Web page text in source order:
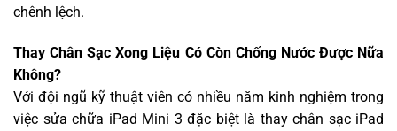
chênh lệch.
Thay Chân Sạc Xong Liệu Có Còn Chống Nước Được Nữa
Không?
Với đội ngũ kỹ thuật viên có nhiều năm kinh nghiệm trong
việc sửa chữa iPad Mini 3 đặc biệt là thay chân sạc iPad